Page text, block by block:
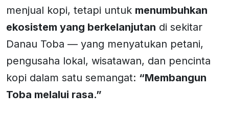
menjual kopi, tetapi untuk menumbuhkan
ekosistem yang berkelanjutan di sekitar
Danau Toba — yang menyatukan petani,
pengusaha lokal, wisatawan, dan pencinta
kopi dalam satu semangat: “Membangun
Toba melalui rasa.”